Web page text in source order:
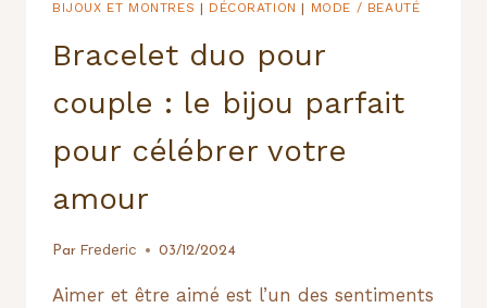
BIJOUX ET MONTRES DÉCORATION MODE / BEAUTÉ
Bracelet duo pour
couple : le bijou parfait
pour célébrer votre
amour
Par Frederic 03/12/2024
Aimer et être aimé est l’un des sentiments